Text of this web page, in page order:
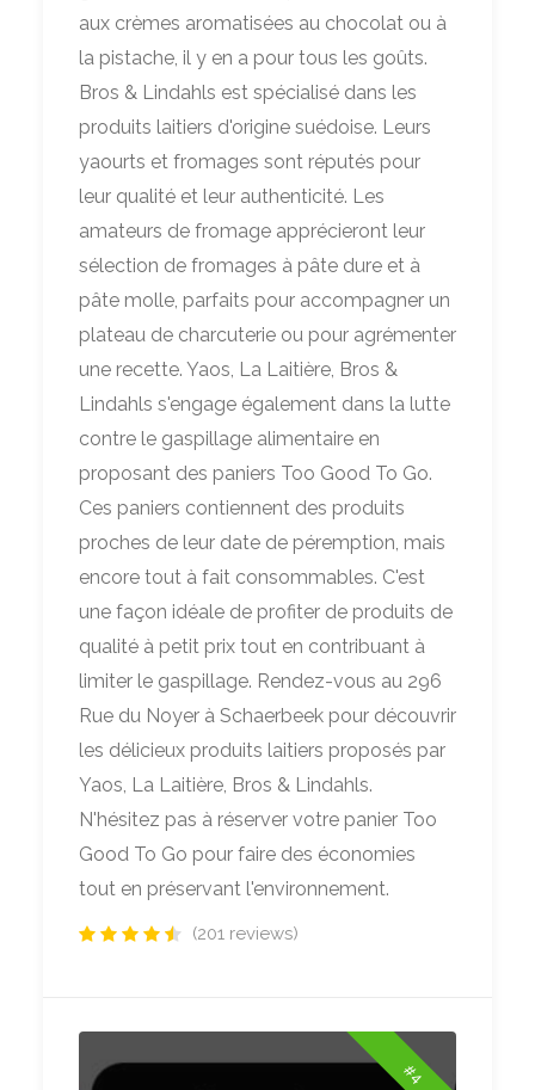
aux crèmes aromatisées au chocolat ou à
la pistache, il y en a pour tous les goûts.
Bros & Lindahls est spécialisé dans les
produits laitiers d'origine suédoise. Leurs
yaourts et fromages sont réputés pour
leur qualité et leur authenticité. Les
amateurs de fromage apprécieront leur
sélection de fromages à pâte dure et à
pâte molle, parfaits pour accompagner un
plateau de charcuterie ou pour agrémenter
une recette. Yaos, La Laitière, Bros &
Lindahls s'engage également dans la lutte
contre le gaspillage alimentaire en
proposant des paniers Too Good To Go.
Ces paniers contiennent des produits
proches de leur date de péremption, mais
encore tout à fait consommables. C'est
une façon idéale de profiter de produits de
qualité à petit prix tout en contribuant à
limiter le gaspillage. Rendez-vous au 296
Rue du Noyer à Schaerbeek pour découvrir
les délicieux produits laitiers proposés par
Yaos, La Laitière, Bros & Lindahls.
N'hésitez pas à réserver votre panier Too
Good To Go pour faire des économies
tout en préservant l'environnement.
(201 reviews)
#4